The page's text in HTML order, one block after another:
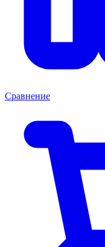
Сравнение